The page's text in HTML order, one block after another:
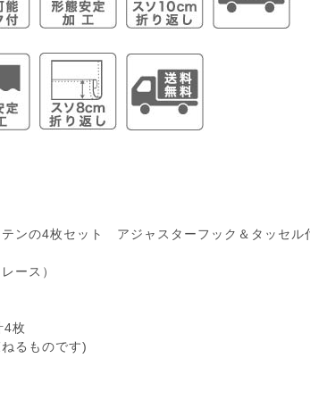
ンの4枚セット アジャスターフック＆タッセル
ース）
枚
るものです)